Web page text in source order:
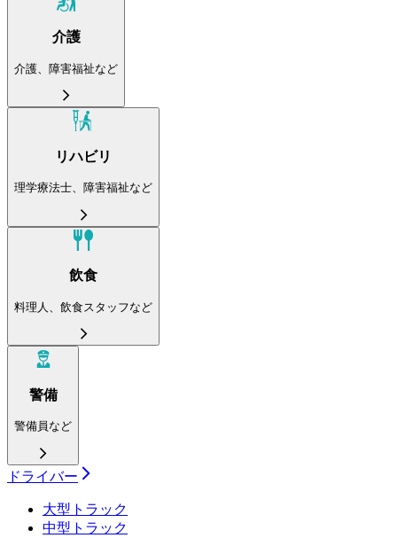
介護
介護、障害福祉など
リハビリ
理学療法士、障害福祉など
飲食
料理人、飲食スタッフなど
警備
警備員など
ドライバー
大型トラック
中型トラック